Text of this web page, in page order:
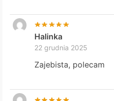
Halinka
22 grudnia 2025
Zajebista, polecam